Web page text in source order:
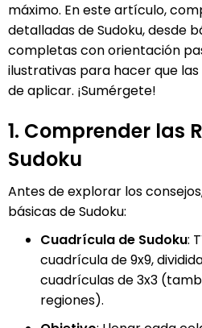
máximo. En este artículo,
detalladas de Sudoku, desde
completas con orientación
ilustrativas para hacer que
de aplicar. ¡Sumérgete!
1. Comprender las
Sudoku
Antes de explorar los
básicas de Sudoku:
Cuadrícula de Sudoku:
cuadrícula de 9x9,
cuadrículas de 3x3
regiones).